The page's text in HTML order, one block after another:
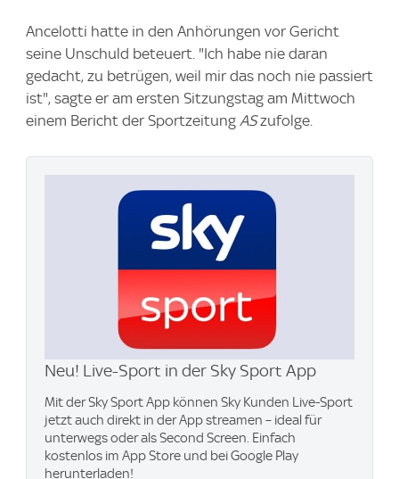
Ancelotti hatte in den Anhörungen vor Gericht
seine Unschuld beteuert. "Ich habe nie daran
gedacht, zu betrügen, weil mir das noch nie passiert
ist", sagte er am ersten Sitzungstag am Mittwoch
einem Bericht der Sportzeitung ASzufolge.
Neu! Live-Sport in der Sky Sport App
Mit der Sky Sport App können Sky Kunden Live-Sport
jetzt auch direkt in der App streamen – ideal für
unterwegs oder als Second Screen. Einfach
kostenlos im App Store und bei Google Play
herunterladen!